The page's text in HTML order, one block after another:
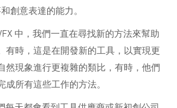
創意表達的能力。
中，我們一直在尋找新的方法來幫助
有時，這是在開發新的工具，以實現更
然現象進行更複雜的類比，有時，他們
所有這些工作的方法。